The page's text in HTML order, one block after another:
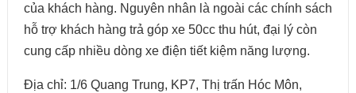
của khách hàng. Nguyên nhân là ngoài các chính sách
hỗ trợ khách hàng trả góp xe 50cc thu hút, đại lý còn
cung cấp nhiều dòng xe điện tiết kiệm năng lượng.
Địa chỉ: 1/6 Quang Trung, KP7, Thị trấn Hóc Môn,